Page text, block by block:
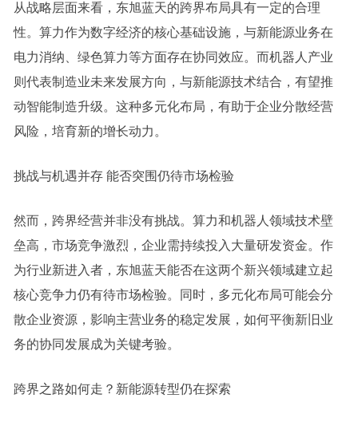
从战略层面来看，东旭蓝天的跨界布局具有一定的合理
性。算力作为数字经济的核心基础设施，与新能源业务在
电力消纳、绿色算力等方面存在协同效应。而机器人产业
则代表制造业未来发展方向，与新能源技术结合，有望推
动智能制造升级。这种多元化布局，有助于企业分散经营
风险，培育新的增长动力。
挑战与机遇并存 能否突围仍待市场检验
然而，跨界经营并非没有挑战。算力和机器人领域技术壁
垒高，市场竞争激烈，企业需持续投入大量研发资金。作
为行业新进入者，东旭蓝天能否在这两个新兴领域建立起
核心竞争力仍有待市场检验。同时，多元化布局可能会分
散企业资源，影响主营业务的稳定发展，如何平衡新旧业
务的协同发展成为关键考验。
跨界之路如何走？新能源转型仍在探索